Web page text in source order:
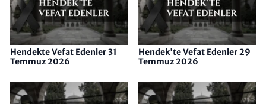
Hendekte Vefat Edenler 31
Temmuz 2026
Hendek'te Vefat Edenler 29
Temmuz 2026